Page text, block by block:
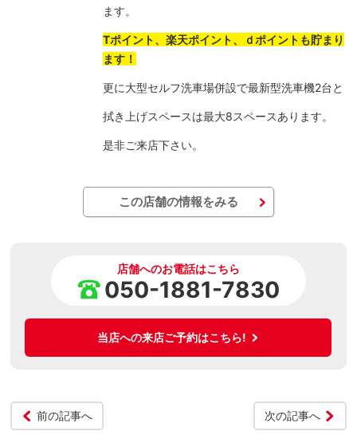
ます。
Tポイント、楽天ポイント、ｄポイントも貯まり
ます！
更に大型セルフ洗車場併設で最新型洗車機2台と
拭き上げスペースは最大8スペースあります。
是非ご来店下さい。
この店舗の情報をみる
店舗へのお電話はこちら
050-1881-7830
当店への来店ご予約はこちら!
前の記事へ 次の記事へ